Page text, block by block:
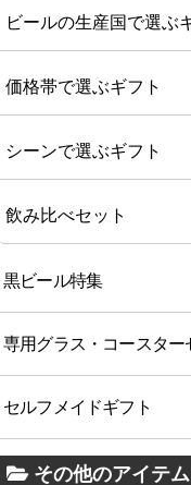
ビールの生産国で選ぶ
価格帯で選ぶギフト
シーンで選ぶギフト
飲み比べセット
黒ビール特集
専用グラス・コースター
セルフメイドギフト
その他のアイテム